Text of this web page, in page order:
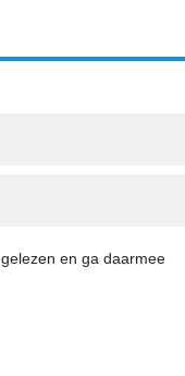
gelezen en ga daarmee